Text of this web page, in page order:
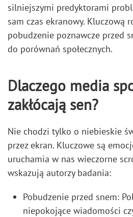
silniejszymi predyktorami
sam czas ekranowy. Kluczową
pobudzenie poznawcze przed
do porównań społecznych.
Dlaczego media
zakłócają sen?
Nie chodzi tylko o niebieskie
przez ekran. Kluczowe są
uruchamia w nas wieczorne
wskazują autorzy badania:
Pobudzenie przed snem:
niepokojące wiadomości